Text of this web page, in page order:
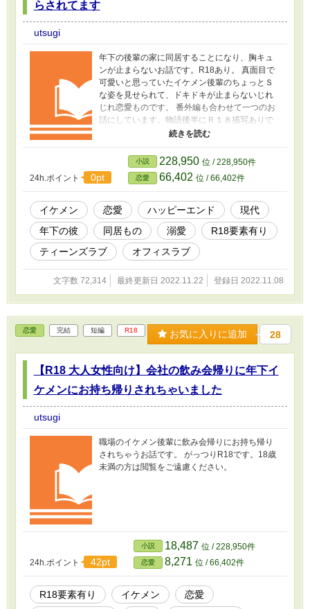
らされてます
utsugi
年下の後輩の家に同居することになり、胸キュ
ンが止まらないお話です。R18あり。 真面目で
可愛いと思っていたイケメン後輩のちょっとＳ
な姿を見せられて、ドキドキが止まらないじれ
じれ恋愛ものです。 番外編も合わせて一つのお
話にしています。物語後半にＲ１８描写ありで
す。 R18作品となりますので18歳未満の方の閲
覧はご遠慮ください。
24h.ポイント 0pt
小説 228,950 位 / 228,950件
恋愛 66,402 位 / 66,402件
イケメン 恋愛 ハッピーエンド
現代
年下の彼
同居もの 溺愛
R18要素有り
ティーンズラブ
オフィスラブ
文字数 72,314 最終更新日 2022.11.22 登録日 2022.11.08
恋愛 完結 短編 R18 お気に入りに追加 28
【R18 大人女性向け】会社の飲み会帰りに年下イ
ケメンにお持ち帰りされちゃいました
utsugi
職場のイケメン後輩に飲み会帰りにお持ち帰り
されちゃうお話です。 がっつりR18です。18歳
未満の方は閲覧をご遠慮ください。
24h.ポイント 42pt
小説 18,487 位 / 228,950件
恋愛 8,271 位 / 66,402件
R18要素有り イケメン
恋愛